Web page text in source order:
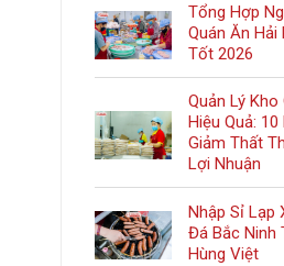
Tổng Hợp Nguồn Hàng
Quán Ăn Hải
Tốt 2026
Quản Lý Kho Quán Ăn
Hiệu Quả:
Giảm Thất
Lợi Nhuận
Nhập Sỉ Lạp Xưởng Nướng
Đá Bắc Ninh
Hùng Việt